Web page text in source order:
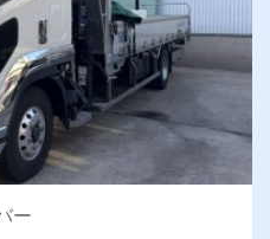
ー